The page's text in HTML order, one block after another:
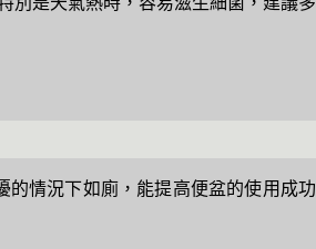
情況下如廁，能提高便盆的使用成功